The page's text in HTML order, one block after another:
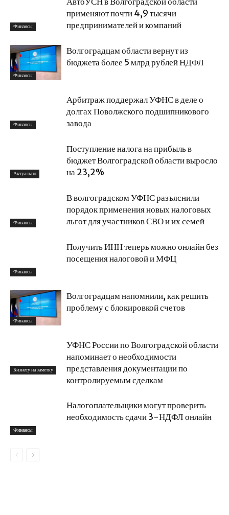
Финансы
применяют почти 4,9 тысячи
предпринимателей и компаний
Финансы
Волгоградцам области вернут из
бюджета более 5 млрд рублей НДФЛ
Финансы
Арбитраж поддержал УФНС в деле о
долгах Поволжского подшипникового
завода
Актуально
Поступление налога на прибыль в
бюджет Волгоградской области выросло
на 23,2%
Финансы
В волгоградском УФНС разъяснили
порядок применения новых налоговых
льгот для участников СВО и их семей
Финансы
Получить ИНН теперь можно онлайн без
посещения налоговой и МФЦ
Финансы
Волгоградцам напомнили, как решить
проблему с блокировкой счетов
Бизнесу на заметку
УФНС России по Волгоградской области
напоминает о необходимости
представления документации по
контролируемым сделкам
Финансы
Налогоплательщики могут проверить
необходимость сдачи 3-НДФЛ онлайн